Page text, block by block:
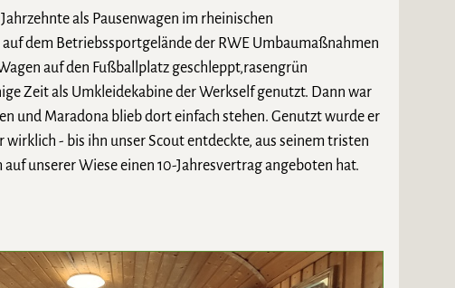
als Pausenwagen im rheinischen
dem Betriebssportgelände der RWE Umbaumaßnahmen
auf den Fußballplatz geschleppt,rasengrün
Zeit als Umkleidekabine der Werkself genutzt. Dann war
und Maradona blieb dort einfach stehen. Genutzt wurde er
- bis ihn unser Scout entdeckte, aus seinem tristen
unserer Wiese einen 10-Jahresvertrag angeboten hat.